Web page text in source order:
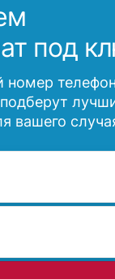
под
номер
вашего